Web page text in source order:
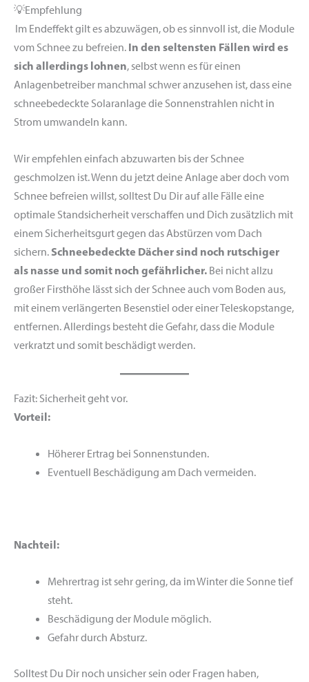
💡Empfehlung
Im Endeffekt gilt es abzuwägen, ob es sinnvoll ist, die Module
vom Schnee zu befreien. In den seltensten Fällen wird es
sich allerdings lohnen, selbst wenn es für einen
Anlagenbetreiber manchmal schwer anzusehen ist, dass eine
schneebedeckte Solaranlage die Sonnenstrahlen nicht in
Strom umwandeln kann.
Wir empfehlen einfach abzuwarten bis der Schnee
geschmolzen ist. Wenn du jetzt deine Anlage aber doch vom
Schnee befreien willst, solltest Du Dir auf alle Fälle eine
optimale Standsicherheit verschaffen und Dich zusätzlich mit
einem Sicherheitsgurt gegen das Abstürzen vom Dach
sichern. Schneebedeckte Dächer sind noch rutschiger
als nasse und somit noch gefährlicher. Bei nicht allzu
großer Firsthöhe lässt sich der Schnee auch vom Boden aus,
mit einem verlängerten Besenstiel oder einer Teleskopstange,
entfernen. Allerdings besteht die Gefahr, dass die Module
verkratzt und somit beschädigt werden.
Fazit: Sicherheit geht vor.
Vorteil:
Höherer Ertrag bei Sonnenstunden.
Eventuell Beschädigung am Dach vermeiden.
Nachteil:
Mehrertrag ist sehr gering, da im Winter die Sonne tief
steht.
Beschädigung der Module möglich.
Gefahr durch Absturz.
Solltest Du Dir noch unsicher sein oder Fragen haben,